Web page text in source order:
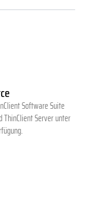
Software Suite
ThinClient Server unter